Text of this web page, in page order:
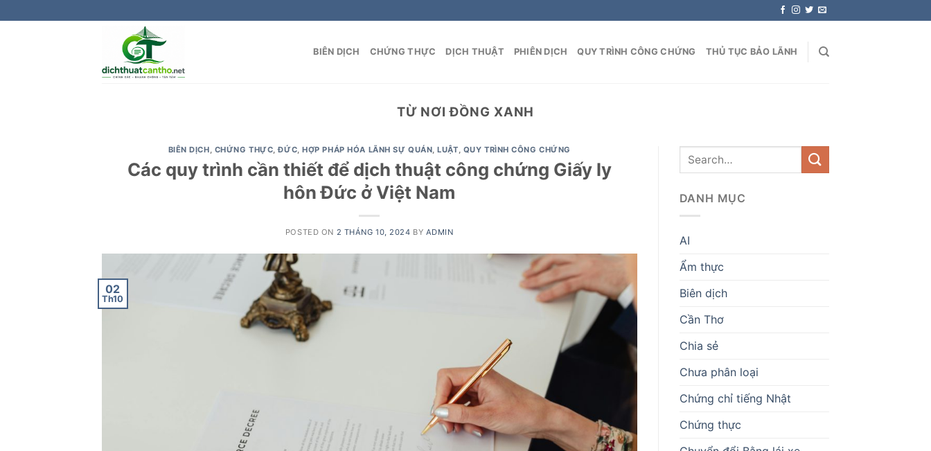
to
BIÊN DỊCH CHỨNG THỰC DỊCH THUẬT PHIÊN DỊCH QUY TRÌNH CÔNG CHỨNG THỦ TỤC BẢO LÃNH
TỪ NƠI ĐỒNG XANH
BIÊN DỊCH, CHỨNG THỰC,ĐỨC,HỢP PHÁP HÓA LÃNH SỰ QUÁN,LUẬT, QUY TRÌNH CÔNG CHỨNG
Các quy trình cần thiết để dịch thuật công chứng Giấy ly
hôn Đức ở Việt Nam
POSTED ON 2 THÁNG 10, 2024 BY ADMIN
02
Th10
DANH MỤC
AI
Ẩm thực
Biên dịch
Cần Thơ
Chia sẻ
Chưa phân loại
Chứng chỉ tiếng Nhật
Chứng thực